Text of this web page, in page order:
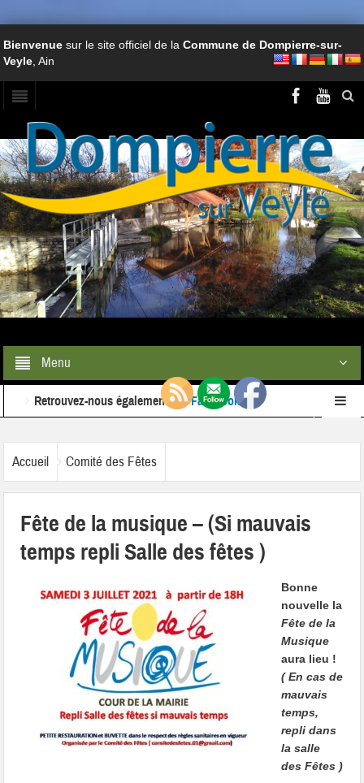
Bienvenuesur le site officiel de laCommune de Dompierre-sur-
Veyle , Ain
Menu
Retrouvez-nous également surFacebook
vous à notre newsletter
Accueil Comité des Fêtes
Fête de la musique – (Si mauvais
temps repli Salle des fêtes )
Bonne
nouvelle la
Fête de la
Musique
aura lieu !
( En cas de
mauvais
temps,
repli dans
la salle
des Fêtes )